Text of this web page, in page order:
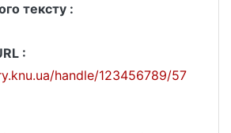
тексту :
:
handle/123456789/57